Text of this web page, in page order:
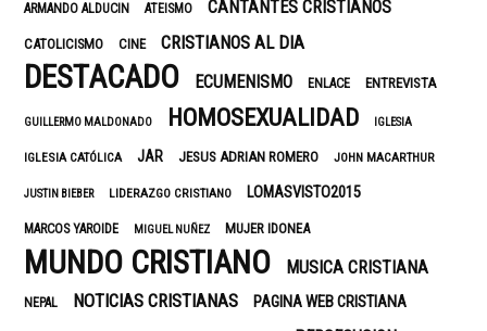
ARMANDO ALDUCIN ATEISMO CANTANTES CRISTIANOS
CATOLICISMO CINE CRISTIANOS AL DIA
DESTACADO ECUMENISMO ENLACE ENTREVISTA
GUILLERMO MALDONADO HOMOSEXUALIDAD IGLESIA
IGLESIA CATÓLICA JAR JESUS ADRIAN ROMERO JOHN MACARTHUR
JUSTIN BIEBER LIDERAZGO CRISTIANO LOMASVISTO2015
MARCOS YAROIDE MIGUEL NUÑEZ MUJER IDONEA
MUNDO CRISTIANO MUSICA CRISTIANA
NEPAL NOTICIAS CRISTIANAS PAGINA WEB CRISTIANA